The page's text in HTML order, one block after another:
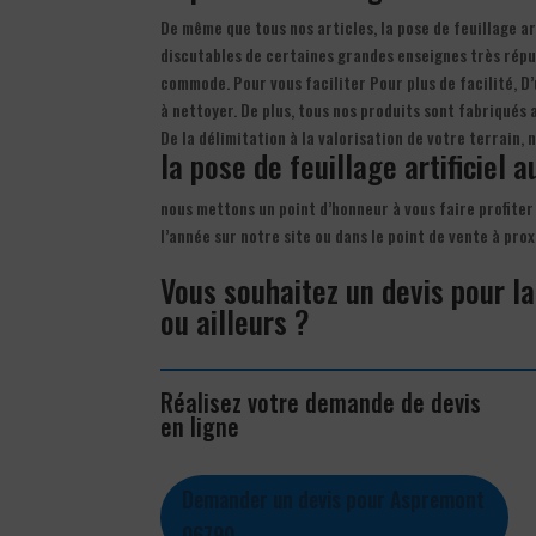
De même que tous nos articles, la pose de feuillage
discutables de certaines grandes enseignes très
commode. Pour vous faciliter Pour plus de facilité,
à nettoyer. De plus, tous nos produits sont
De la délimitation à la valorisation de votre terrain,
la pose de feuillage artificiel
nous mettons un point d’honneur à vous faire
l’année sur notre site ou dans le point de vente à
Vous souhaitez un devis pour
ou ailleurs ?
Réalisez votre demande de devis
en ligne